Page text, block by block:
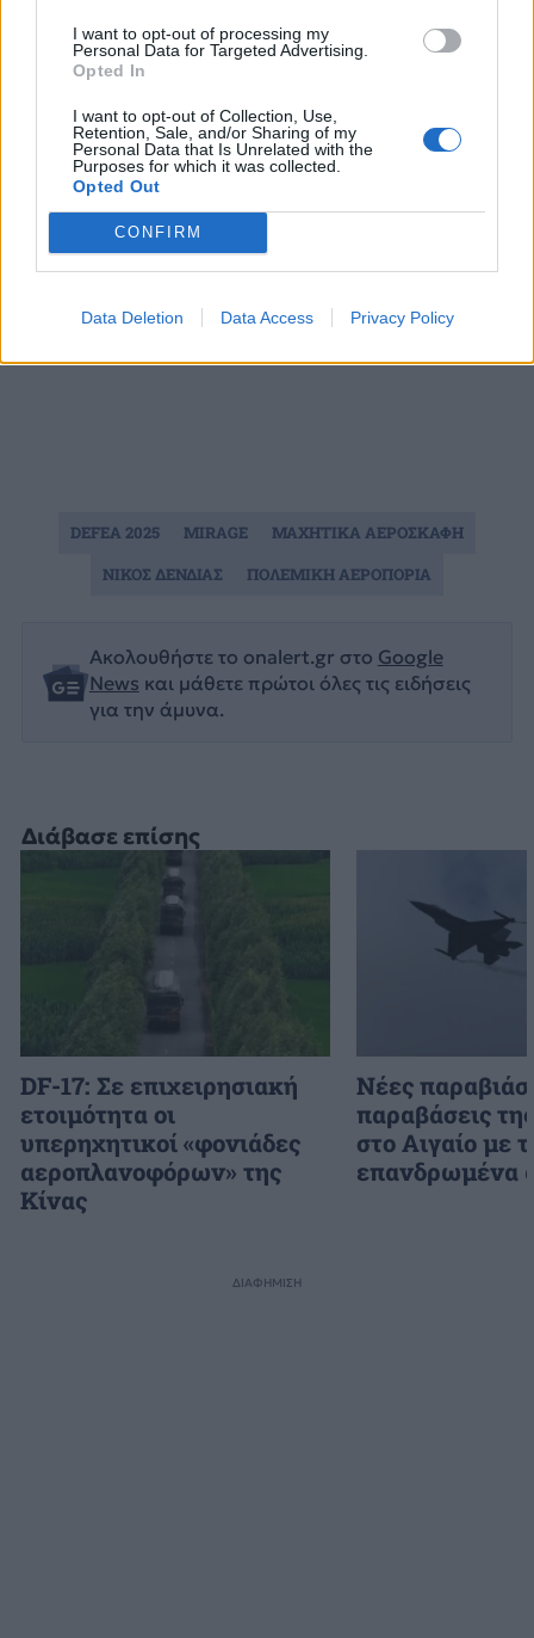
I want to opt-out of processing my
Personal Data for Targeted Advertising.
Opted In
I want to opt-out of Collection, Use,
Retention, Sale, and/or Sharing of my
Personal Data that Is Unrelated with the
Purposes for which it was collected.
Opted Out
CONFIRM
Data Deletion Data Access Privacy Policy
Διάβασε επίσης
DF-17: Σε επιχειρησιακή
ετοιμότητα οι
υπερηχητικοί «φονιάδες
αεροπλανοφόρων» της
Κίνας
Νέες
παραβάσεις
στο Αιγαίο με
επανδρωμένα
δεν αρκούν 6 αεροσκάφη προκειμένου να
καλύψουν το κενό 24 μαχητικών, παρά τις χαμηλές
ΔΙΑΦΗΜΙΣΗ
Ακολουθήστε το onalert.gr στο Google
News και μάθετε πρώτοι όλες τις ειδήσεις
για την άμυνα.
DEFEA 2025 MIRAGE
ΜΑΧΗΤΙΚΑ ΑΕΡΟΣΚΑΦΗ
ΝΙΚΟΣ ΔΕΝΔΙΑΣ
ΠΟΛΕΜΙΚΗ ΑΕΡΟΠΟΡΙΑ
ΔΙΑΦΗΜΙΣΗ